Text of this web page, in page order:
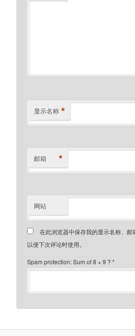
显示名称 *
邮箱 *
网站
在此浏览器中保存我的显示名称、邮
以便下次评论时使用。
Spam protection: Sum of 8 + 9 ? *